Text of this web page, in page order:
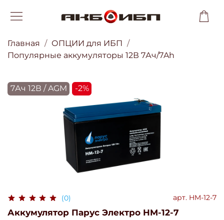
Главная
ОПЦИИ для ИБП
Популярные аккумуляторы 12В 7Ач/7Ah
7Ач 12В / AGM -2%
(0) арт. HM-12-7
Аккумулятор Парус Электро HM-12-7